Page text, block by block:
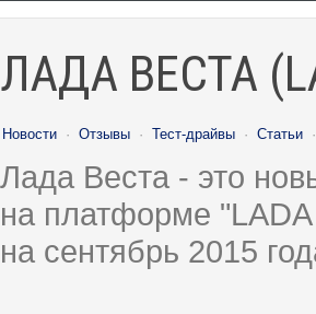
ЛАДА ВЕСТА
Новости · Отзывы · Тест-драйвы · Статьи ·
Лада Веста - это
на платформе
на сентябрь 2015